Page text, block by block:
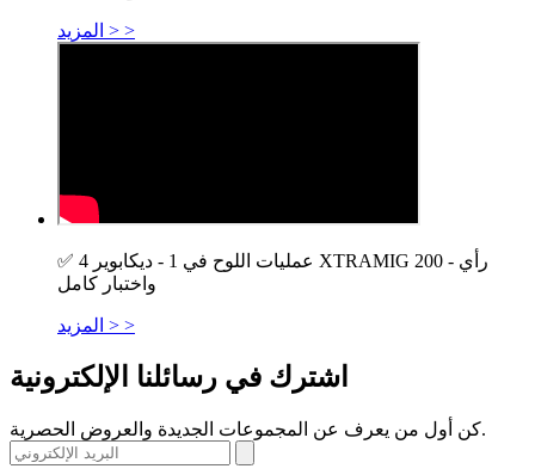
المزيد > >
✅ 4 عمليات اللوح في 1 - ديكابوير XTRAMIG 200 - رأي
واختبار كامل
المزيد > >
اشترك في رسائلنا الإلكترونية
كن أول من يعرف عن المجموعات الجديدة والعروض الحصرية.